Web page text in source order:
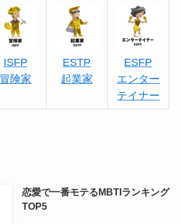
ISFP
冒険家
ESTP
起業家
ESFP
エンター
テイナー
恋愛で一番モテるMBTIランキング
TOP5